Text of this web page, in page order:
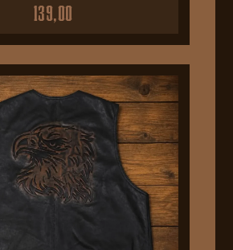
139,00